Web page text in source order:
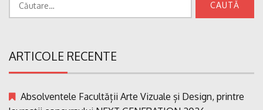
ARTICOLE RECENTE
Absolventele Facultății Arte Vizuale și Design, printre